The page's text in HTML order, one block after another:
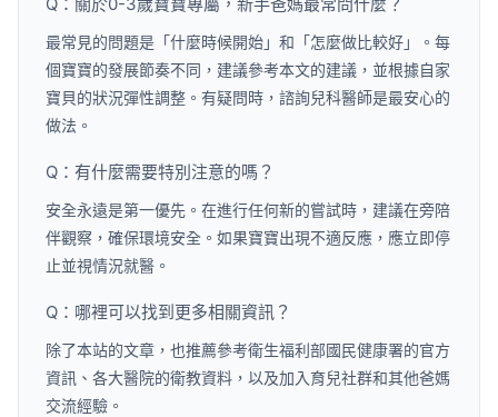
最常見的問題是「什麼時候開始」和「怎麼做比較好」。每
個寶寶的發展節奏不同，建議參考本文的建議，並根據自家
寶貝的狀況彈性調整。有疑問時，諮詢兒科醫師是最安心的
做法。
Q：有什麼需要特別注意的嗎？
安全永遠是第一優先。在進行任何新的嘗試時，建議在旁陪
伴觀察，確保環境安全。如果寶寶出現不適反應，應立即停
止並視情況就醫。
Q：哪裡可以找到更多相關資訊？
除了本站的文章，也推薦參考衛生福利部國民健康署的官方
資訊、各大醫院的衛教資料，以及加入育兒社群和其他爸媽
交流經驗。